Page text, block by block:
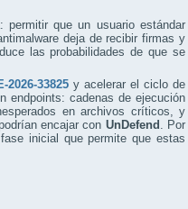
permitir que un usuario estándar
deja de recibir firmas y
las probabilidades de que se
2026-33825 y acelerar el ciclo de
endpoints: cadenas de ejecución
en archivos críticos, y
encajar con UnDefend . Por
inicial que permite que estas